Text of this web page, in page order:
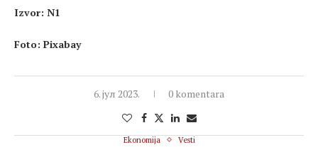
Izvor: N1
Foto: Pixabay
6. јул 2023. 0 komentara
Ekonomija Vesti